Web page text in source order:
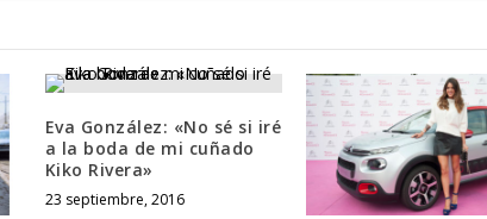
Eva González: «No sé si iré
a la boda de mi cuñado
Kiko Rivera»
23 septiembre, 2016